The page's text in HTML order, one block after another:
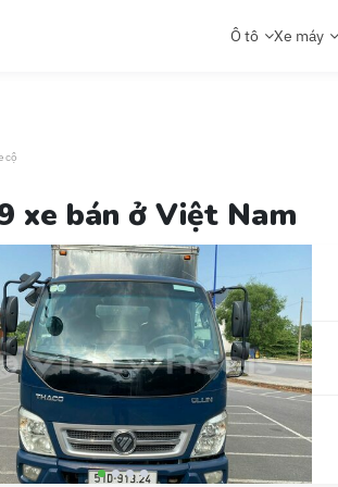
Ô tô Xe máy
cộ
xe bán ở Việt Nam